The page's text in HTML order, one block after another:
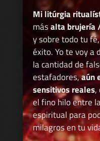
Mi litúrgia
másalta brujería
y sobre todo tu
éxito. Yo te voy a
la cantidad de
estafadores,aún
sensitivos reales,
el fino hilo entre
espiritual para
milagros en tu